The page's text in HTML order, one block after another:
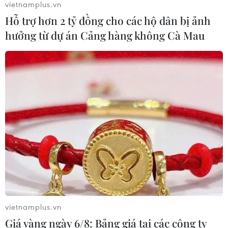
gần hơn với châu Âu và thế giới
09/07/2026 22:47
Nem lụi Huế - hương vị bình dị níu
Tổng kiểm kê hàng phở toàn
quốc làm hồ sơ công nhận di sản
UNESCO
07/07/2026 05:30
Bánh nậm Huế - hương vị mộc mạc
vietnamplus.vn
Hỗ trợ hơn 2 tỷ đồng cho các hộ dân bị ảnh
hưởng từ dự án Cảng hàng không Cà Mau
vietnamplus.vn
Giá vàng ngày 6/8: Bảng giá tại các công ty